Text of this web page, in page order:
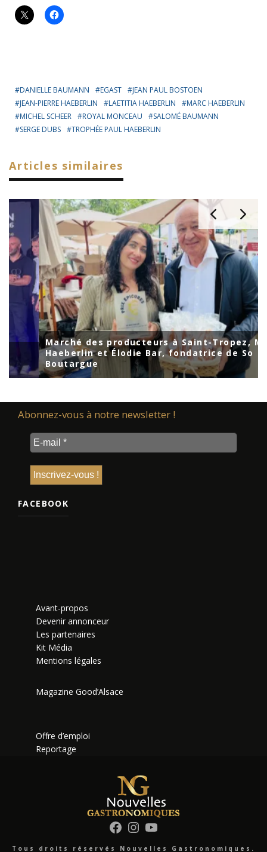
DANIELLE BAUMANN EGAST
JEAN PAUL BOSTOEN
JEAN-PIERRE HAEBERLIN
LAETITIA HAEBERLIN
MARC HAEBERLIN
MICHEL SCHEER
ROYAL MONCEAU
SALOMÉ BAUMANN
SERGE DUBS
TROPHÉE PAUL HAEBERLIN
Articles similaires
Marché des producteurs à Saint-Tropez,
Haeberlin et Élodie Bar, fondatrice de So
Boutargue
Abonnez-vous à notre newsletter !
FACEBOOK
Avant-propos
Devenir annonceur
Les partenaires
Kit Média
Mentions légales
Magazine Good’Alsace
Offre d’emploi
Reportage
Facebook
Instagram
YouTube
Tous droits réservés Nouvelles Gastronomiques.